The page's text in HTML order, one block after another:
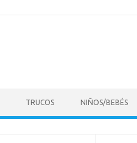
TRUCOS NIÑOS/BEBÉS